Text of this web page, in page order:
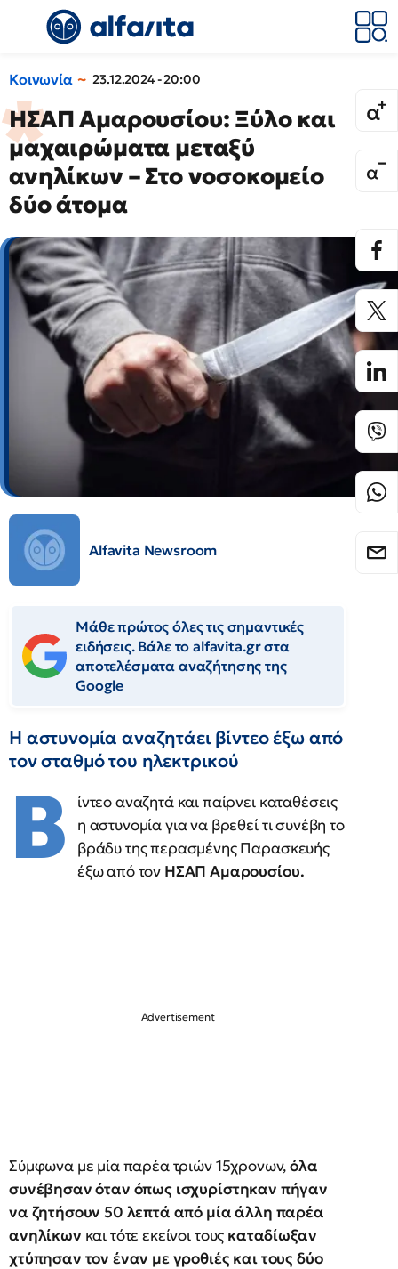
Κοινωνία 23.12.2024 - 20:00
ΗΣΑΠ Αμαρουσίου: Ξύλο και
μαχαιρώματα μεταξύ
ανηλίκων – Στο νοσοκομείο
δύο άτομα
Alfavita Newsroom
Μάθε πρώτος όλες τις σημαντικές
ειδήσεις. Βάλε το alfavita.gr στα
αποτελέσματα αναζήτησης της
Google
Η αστυνομία αναζητάει βίντεο έξω από
τον σταθμό του ηλεκτρικού
Β
ίντεο αναζητά και παίρνει καταθέσεις
η αστυνομία για να βρεθεί τι συνέβη το
βράδυ της περασμένης Παρασκευής
έξω από τον ΗΣΑΠ Αμαρουσίου.
Σύμφωνα με μία παρέα τριών 15χρονων,όλα
συνέβησαν όταν όπως ισχυρίστηκαν πήγαν
να ζητήσουν 50 λεπτά από μία άλλη παρέα
ανηλίκων και τότε εκείνοι τους καταδίωξαν
χτύπησαν τον έναν με γροθιές και τους δύο